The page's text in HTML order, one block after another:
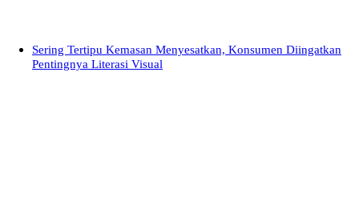
Sering Tertipu Kemasan Menyesatkan, Konsumen Diingatkan
Pentingnya Literasi Visual